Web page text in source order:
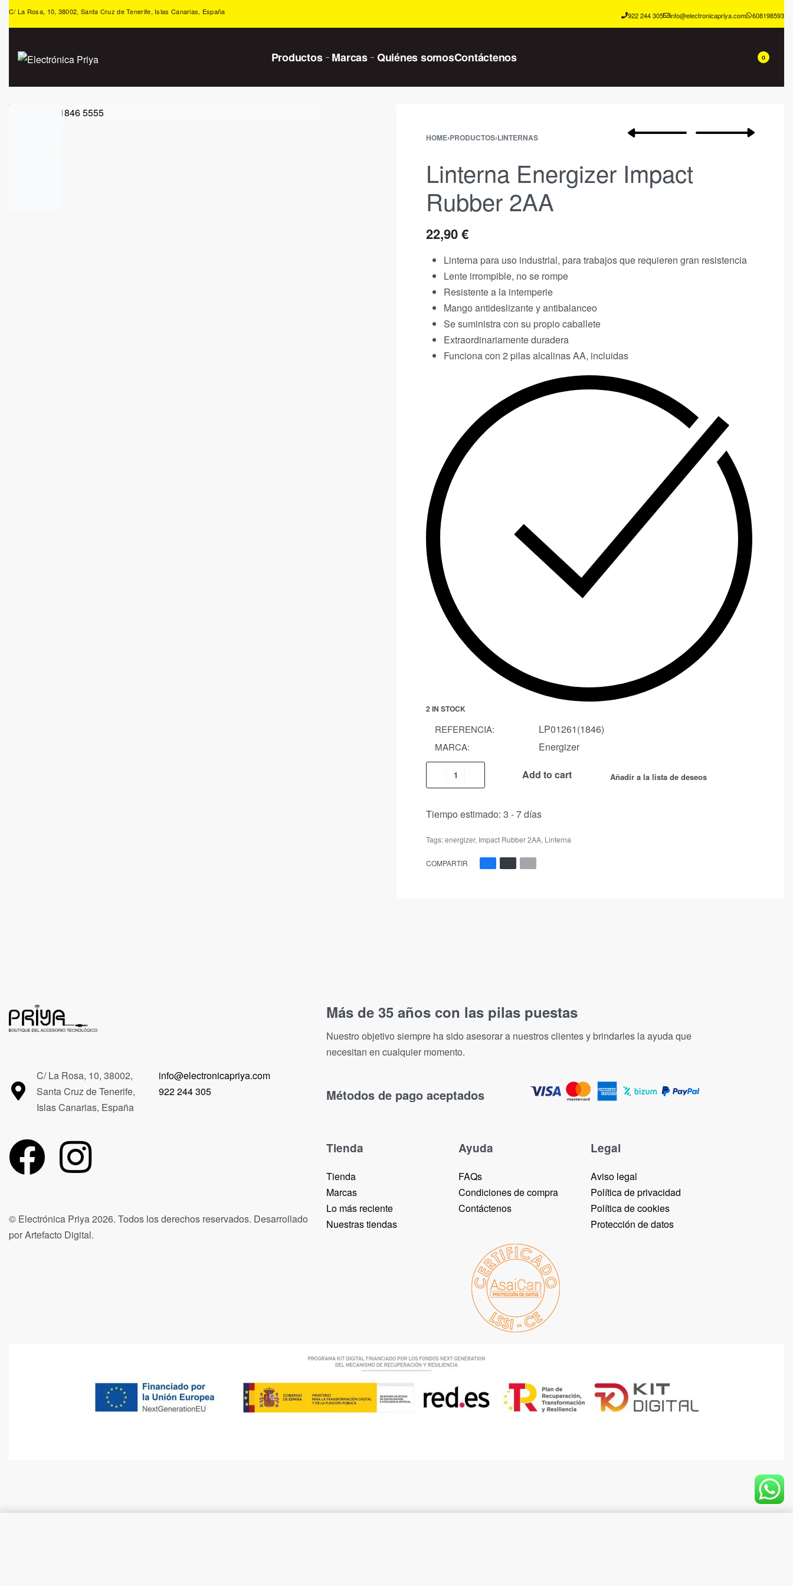
C/ La Rosa, 10, 38002, Santa Cruz de Tenerife, Islas Canarias, España 922 244 305 info@electronicapriya.com 608198593
Productos Marcas Quiénes somosContáctenos 0
HOME›PRODUCTOS›LINTERNAS
Linterna Energizer Impact
Rubber 2AA
22,90€
Linterna para uso industrial, para trabajos que requieren gran resistencia
Lente irrompible, no se rompe
Resistente a la intemperie
Mango antideslizante y antibalanceo
Se suministra con su propio caballete
Extraordinariamente duradera
Funciona con 2 pilas alcalinas AA, incluidas
2 IN STOCK
REFERENCIA: LP01261(1846)
MARCA: Energizer
Add to cart Añadir a la lista de deseos
Tiempo estimado: 3 - 7 días
Tags:energizer, Impact Rubber 2AA, Linterna
COMPARTIR
C/ La Rosa, 10, 38002,
Santa Cruz de Tenerife,
Islas Canarias, España
info@electronicapriya.com
922 244 305
© Electrónica Priya 2026. Todos los derechos reservados. Desarrollado
por Artefacto Digital.
Más de 35 años con las pilas puestas
Nuestro objetivo siempre ha sido asesorar a nuestros clientes y brindarles la ayuda que
necesitan en cualquier momento.
Métodos de pago aceptados
Tienda
Tienda
Marcas
Lo más reciente​
Nuestras tiendas​
Ayuda
FAQs
Condiciones de compra
Contáctenos
Legal
Aviso legal
Política de privacidad
Política de cookies
Protección de datos